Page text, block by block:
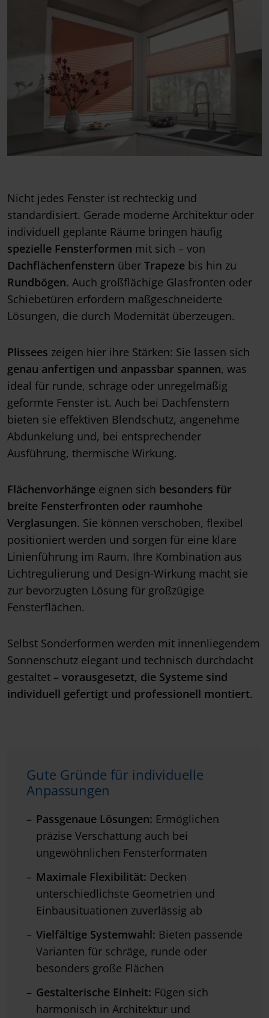
Nicht jedes Fenster ist rechteckig und
standardisiert. Gerade moderne Architektur oder
individuell geplante Räume bringen häufig
spezielle Fensterformen mit sich – von
Dachflächenfenstern über Trapeze bis hin zu
Rundbögen. Auch großflächige Glasfronten oder
Schiebetüren erfordern maßgeschneiderte
Lösungen, die durch Modernität überzeugen.
Plissees zeigen hier ihre Stärken: Sie lassen sich
genau anfertigen und anpassbar spannen, was
ideal für runde, schräge oder unregelmäßig
geformte Fenster ist. Auch bei Dachfenstern
bieten sie effektiven Blendschutz, angenehme
Abdunkelung und, bei entsprechender
Ausführung, thermische Wirkung.
Flächenvorhänge eignen sich besonders für
breite Fensterfronten oder raumhohe
Verglasungen. Sie können verschoben, flexibel
positioniert werden und sorgen für eine klare
Linienführung im Raum. Ihre Kombination aus
Lichtregulierung und Design-Wirkung macht sie
zur bevorzugten Lösung für großzügige
Fensterflächen.
Selbst Sonderformen werden mit innenliegendem
Sonnenschutz elegant und technisch durchdacht
gestaltet – vorausgesetzt, die Systeme sind
individuell gefertigt und professionell montiert.
Gute Gründe für individuelle
Anpassungen
Passgenaue Lösungen: Ermöglichen
präzise Verschattung auch bei
ungewöhnlichen Fensterformaten
Maximale Flexibilität: Decken
unterschiedlichste Geometrien und
Einbausituationen zuverlässig ab
Vielfältige Systemwahl: Bieten passende
Varianten für schräge, runde oder
besonders große Flächen
Gestalterische Einheit: Fügen sich
harmonisch in Architektur und